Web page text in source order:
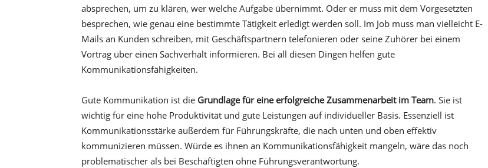
absprechen, um zu klären, wer welche Aufgabe übernimmt. Oder er muss mit dem Vorgesetzten
besprechen, wie genau eine bestimmte Tätigkeit erledigt werden soll. Im Job muss man vielleicht E-
Mails an Kunden schreiben, mit Geschäftspartnern telefonieren oder seine Zuhörer bei einem
Vortrag über einen Sachverhalt informieren. Bei all diesen Dingen helfen gute
Kommunikationsfähigkeiten.
Gute Kommunikation ist die Grundlage für eine erfolgreiche Zusammenarbeit im Team. Sie ist
wichtig für eine hohe Produktivität und gute Leistungen auf individueller Basis. Essenziell ist
Kommunikationsstärke außerdem für Führungskräfte, die nach unten und oben effektiv
kommunizieren müssen. Würde es ihnen an Kommunikationsfähigkeit mangeln, wäre das noch
problematischer als bei Beschäftigten ohne Führungsverantwortung.